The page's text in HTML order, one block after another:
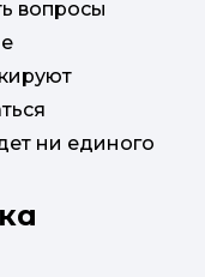
вопросы
ни единого